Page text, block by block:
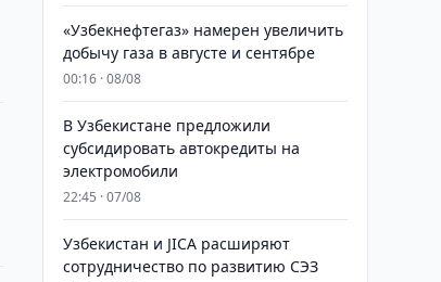
«Узбекнефтегаз» намерен увеличить
добычу газа в августе и сентябре
00:16 · 08/08
В Узбекистане предложили
субсидировать автокредиты на
электромобили
22:45 · 07/08
Узбекистан и JICA расширяют
сотрудничество по развитию СЭЗ